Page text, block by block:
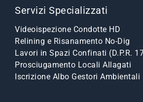
Servizi Specializzati
Videoispezione Condotte HD
Relining e Risanamento No-Dig
Lavori in Spazi Confinati (D.P.R.
Prosciugamento Locali Allagati
Iscrizione Albo Gestori Ambientali